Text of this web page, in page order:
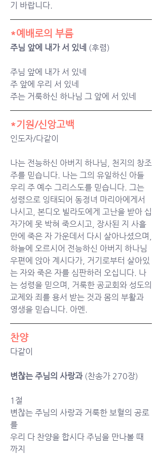
기 바랍니다.
*예배로의 부름
주님 앞에 내가 서 있네 (후렴)
주님 앞에 내가 서 있네
주 앞에 우리 서 있네
주는 거룩하신 하나님 그 앞에 서 있네
*기원/신앙고백
인도자/다같이
나는 전능하신 아버지 하나님, 천지의 창조
주를 믿습니다. 나는 그의 유일하신 아들
우리 주 예수 그리스도를 믿습니다. 그는
성령으로 잉태되어 동정녀 마리아에게서
나시고, 본디오 빌라도에게 고난을 받아 십
자가에 못 박혀 죽으시고, 장사된 지 사흘
만에 죽은 자 가운데서 다시 살아나셨으며,
하늘에 오르시어 전능하신 아버지 하나님
우편에 앉아 계시다가, 거기로부터 살아있
는 자와 죽은 자를 심판하러 오십니다. 나
는 성령을 믿으며, 거룩한 공교회와 성도의
교제와 죄를 용서 받는 것과 몸의 부활과
영생을 믿습니다. 아멘.
찬양
다같이
변찮는 주님의 사랑과 (찬송가 270장)
1절
변찮는 주님의 사랑과 거룩한 보혈의 공로
를
우리 다 찬양을 합시다 주님을 만나볼 때
까지